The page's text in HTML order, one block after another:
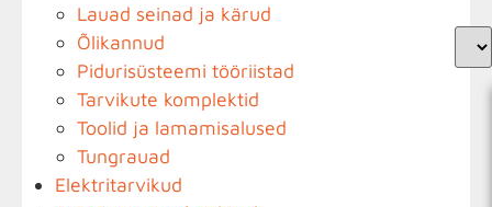
Lauad seinad ja kärud
Õlikannud
Pidurisüsteemi tööriistad
Tarvikute komplektid
Toolid ja lamamisalused
Tungrauad
Elektritarvikud